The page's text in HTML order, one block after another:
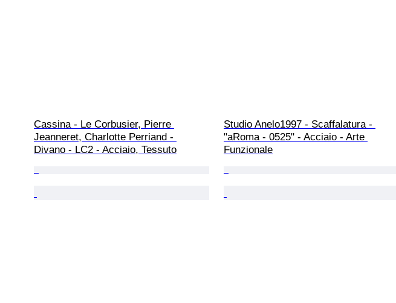
Cassina - Le Corbusier, Pierre
Jeanneret, Charlotte Perriand -
Divano - LC2 - Acciaio, Tessuto
Studio Anelo1997 - Scaffalatura -
"aRoma - 0525" - Acciaio - Arte
Funzionale